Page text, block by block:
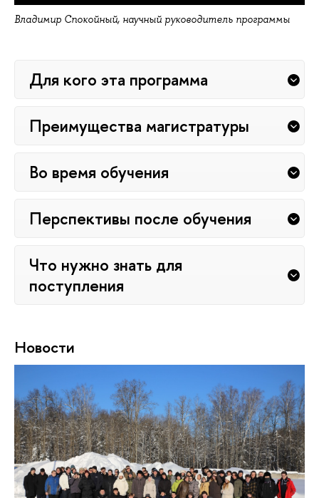
Владимир Спокойный, научный руководитель программы
Для кого эта программа
Преимущества магистратуры
Во время обучения
Перспективы после обучения
Что нужно знать для
поступления
Новости